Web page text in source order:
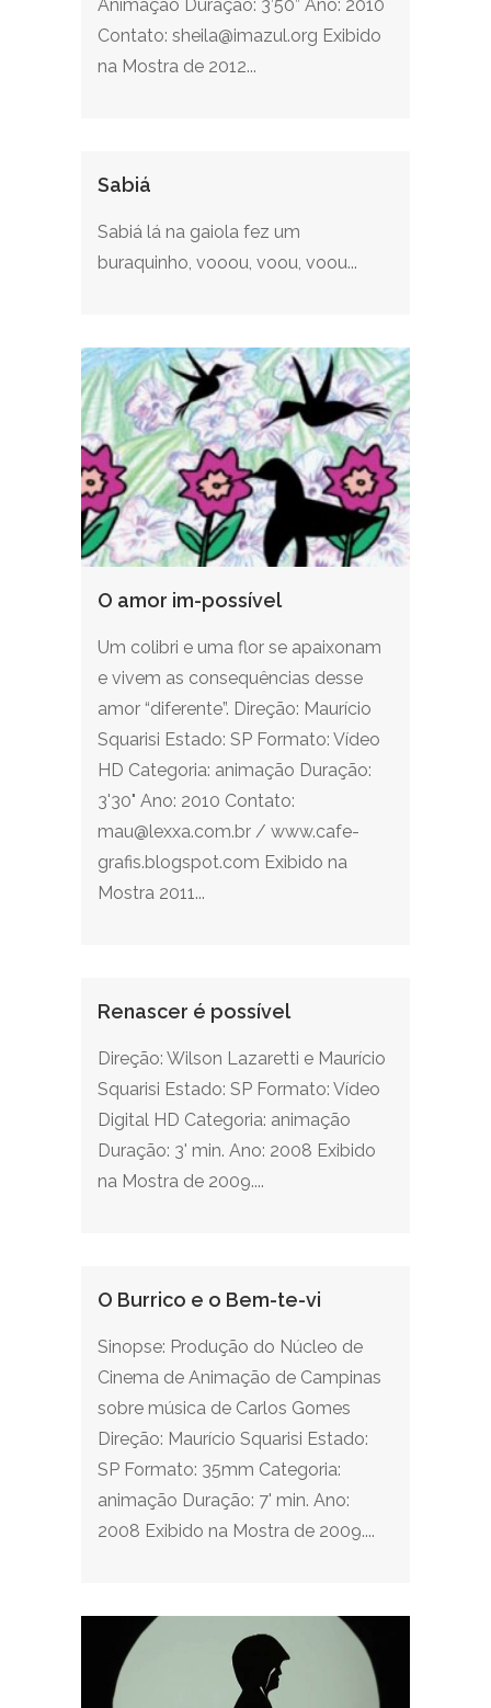
Animação Duração: 3’50” Ano: 2010
Contato: sheila@imazul.org Exibido
na Mostra de 2012...
Sabiá
Sabiá lá na gaiola fez um
buraquinho, vooou, voou, voou...
O amor im-possível
Um colibri e uma flor se apaixonam
e vivem as consequências desse
amor “diferente”. Direção: Maurício
Squarisi Estado: SP Formato: Vídeo
HD Categoria: animação Duração:
3'30" Ano: 2010 Contato:
mau@lexxa.com.br / www.cafe-
grafis.blogspot.com Exibido na
Mostra 2011...
Renascer é possível
Direção: Wilson Lazaretti e Maurício
Squarisi Estado: SP Formato: Vídeo
Digital HD Categoria: animação
Duração: 3' min. Ano: 2008 Exibido
na Mostra de 2009....
O Burrico e o Bem-te-vi
Sinopse: Produção do Núcleo de
Cinema de Animação de Campinas
sobre música de Carlos Gomes
Direção: Maurício Squarisi Estado:
SP Formato: 35mm Categoria:
animação Duração: 7' min. Ano:
2008 Exibido na Mostra de 2009....